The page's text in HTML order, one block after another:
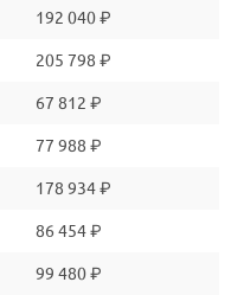
192 040 ₽
205 798 ₽
67 812 ₽
77 988 ₽
178 934 ₽
86 454 ₽
99 480 ₽